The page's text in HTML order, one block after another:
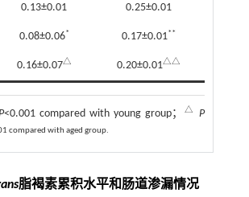
0.13±0.01 0.25±0.01
0.08±0.06* 0.17±0.01**
0.16±0.07△ 0.20±0.01△△
<0.001 compared with young group； △ P
compared with aged group.
脂褐素累积水平和肠道渗漏情况